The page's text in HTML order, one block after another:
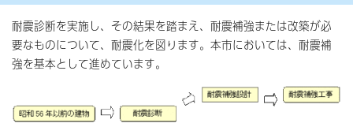
耐震診断を実施し、その結果を踏まえ、耐震補強または改築が必
要なものについて、耐震化を図ります。本市においては、耐震補
強を基本として進めています。